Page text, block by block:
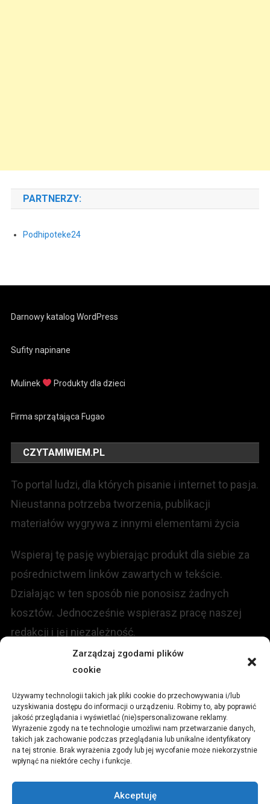
Zarządzaj zgodami plików
cookie
Używamy technologii takich jak pliki cookie do przechowywania i/lub
uzyskiwania dostępu do informacji o urządzeniu. Robimy to, aby poprawić
jakość przeglądania i wyświetlać (nie)spersonalizowane reklamy.
Wyrażenie zgody na te technologie umożliwi nam przetwarzanie danych,
takich jak zachowanie podczas przeglądania lub unikalne identyfikatory
na tej stronie. Brak wyrażenia zgody lub jej wycofanie może niekorzystnie
wpłynąć na niektóre cechy i funkcje.
Akceptuję
PARTNERZY:
Podhipoteke24
Darnowy katalog WordPress
Sufity napinane
Mulinek Produkty dla dzieci
Firma sprzątająca Fugao
CZYTAMIWIEM.PL
To portal ludzi, dla których pisanie i internet to pasja.
Nieustanna potrzeba tworzenia, publikacji
materiałów wygrywa z innymi elementami życia
Wspieraj tę pasję wybierając produkt dla siebie za
pośrednictwem linków zawartych w tekście.
Działając w ten sposób nie ponosisz żadnych
kosztów. Jednocześnie wspierasz pracę naszej
redakcji i jej niezależność.
Redakcja portalu:
ul.Stara 13, 42-600 Tarnowskie Góry
TEL:+48 509 547 822
redakcja@czytamiwiem.pl